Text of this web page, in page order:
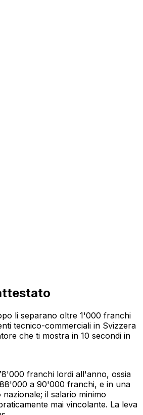
li separano oltre 1'000 franchi
tecnico-commerciali in Svizzera
che ti mostra in 10 secondi in
franchi lordi all'anno, ossia
a 90'000 franchi, e in una
il salario minimo
mai vincolante. La leva